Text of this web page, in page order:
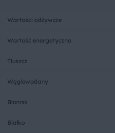
Wartości odżywcze
Wartość energetyczna
Tłuszcz
Węglowodany
Błonnik
Białko